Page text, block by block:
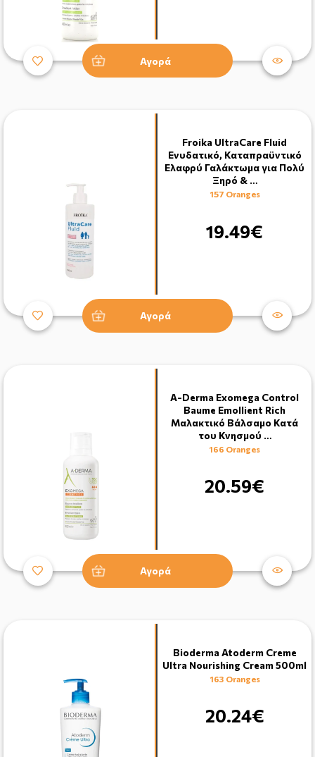
Αγορά
Froika UltraCare Fluid
Ενυδατικό, Καταπραϋντικό
Ελαφρύ Γαλάκτωμα για Πολύ
Ξηρό & …
157 Oranges
19.49€
Αγορά
A-Derma Exomega Control
Baume Emollient Rich
Μαλακτικό Βάλσαμο Κατά
του Κνησμού …
166 Oranges
20.59€
Αγορά
Bioderma Atoderm Creme
Ultra Nourishing Cream 500ml
163 Oranges
20.24€